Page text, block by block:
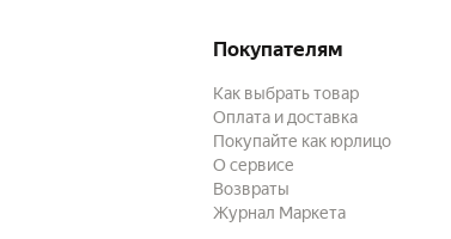
Покупателям
Как выбрать товар
Оплата и доставка
Покупайте как юрлицо
О сервисе
Возвраты
Журнал Маркета